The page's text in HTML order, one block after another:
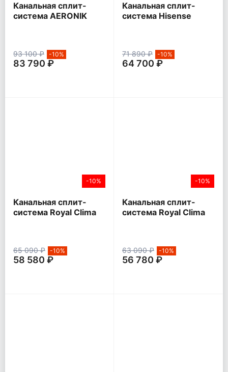
Канальная сплит-
система AERONIK
93 100 ₽ -10%
83 790 ₽
Канальная сплит-
система Hisense
71 890 ₽ -10%
64 700 ₽
-10%
Канальная сплит-
система Royal Clima
65 090 ₽ -10%
58 580 ₽
-10%
Канальная сплит-
система Royal Clima
63 090 ₽ -10%
56 780 ₽